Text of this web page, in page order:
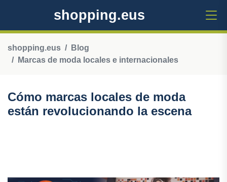
shopping.eus
shopping.eus
Blog
Marcas de moda locales e internacionales
Cómo marcas locales de moda
están revolucionando la escena